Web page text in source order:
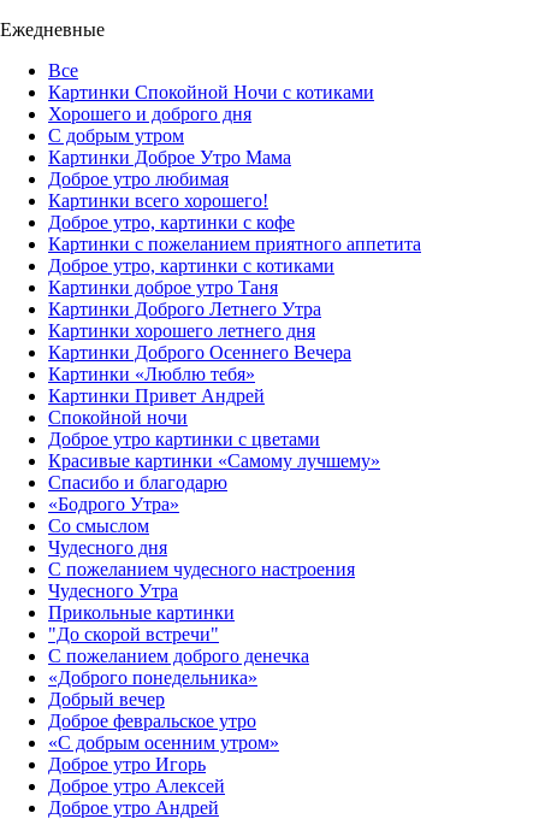
Ежедневные
Все
Картинки Спокойной Ночи с котиками
Хорошего и доброго дня
С добрым утром
Картинки Доброе Утро Мама
Доброе утро любимая
Картинки всего хорошего!
Доброе утро, картинки с кофе
Картинки с пожеланием приятного аппетита
Доброе утро, картинки с котиками
Картинки доброе утро Таня
Картинки Доброго Летнего Утра
Картинки хорошего летнего дня
Картинки Доброго Осеннего Вечера
Картинки «Люблю тебя»
Картинки Привет Андрей
Спокойной ночи
Доброе утро картинки с цветами
Красивые картинки «Самому лучшему»
Спасибо и благодарю
«‎Бодрого Утра»‎
Со смыслом
Чудесного дня
С пожеланием чудесного настроения
Чудесного Утра
Прикольные картинки
"До скорой встречи"
С пожеланием доброго денечка
«Доброго понедельника»‎
Добрый вечер
Доброе февральское утро
«С добрым осенним утром»‎
Доброе утро Игорь
Доброе утро Алексей
Доброе утро Андрей